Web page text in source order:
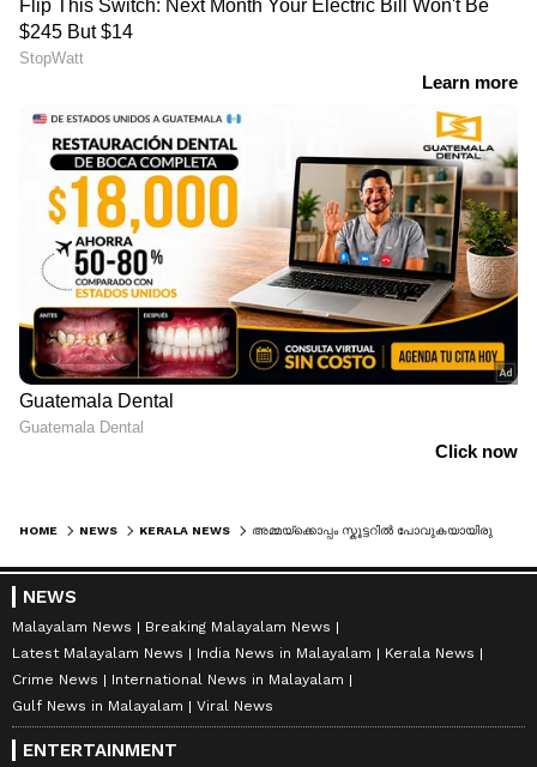
HOME NEWS KERALA NEWS
NEWS
Malayalam News
Breaking Malayalam News
Latest Malayalam News
India News in Malayalam
Kerala News
Crime News
International News in Malayalam
Gulf News in Malayalam
Viral News
ENTERTAINMENT